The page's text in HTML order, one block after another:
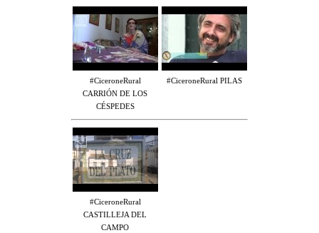
#CiceroneRural
CARRIÓN DE LOS
CÉSPEDES
#CiceroneRural PILAS
#CiceroneRural
CASTILLEJA DEL
CAMPO